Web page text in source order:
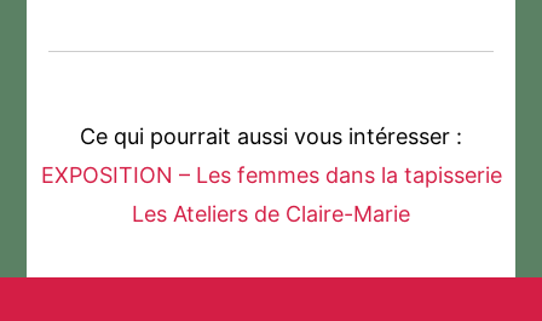
Ce qui pourrait aussi vous intéresser :
EXPOSITION – Les femmes dans la tapisserie
Les Ateliers de Claire-Marie